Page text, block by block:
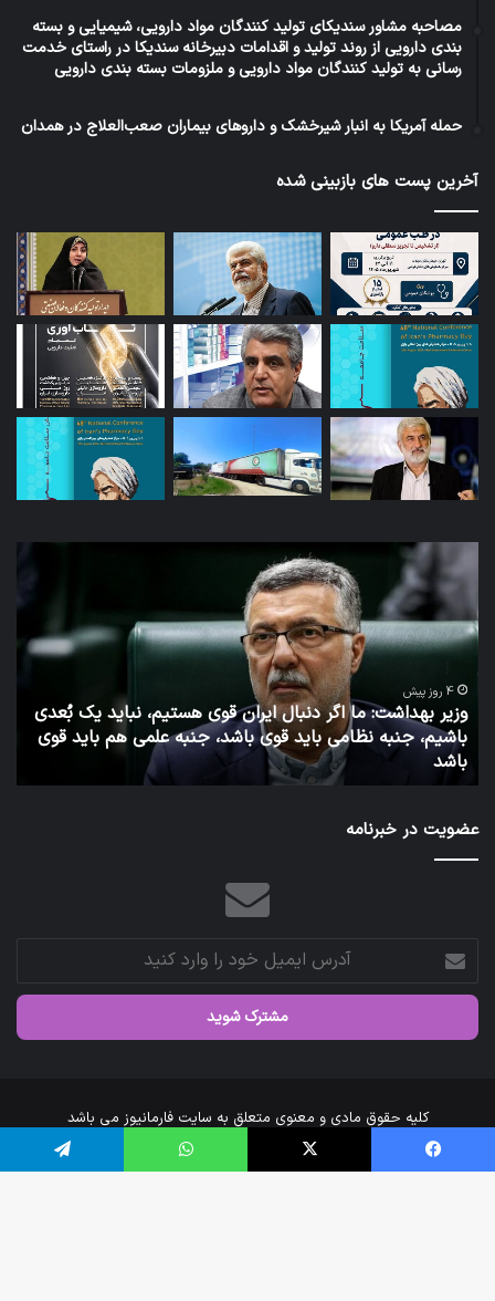
مصاحبه مشاور سندیکای تولید کنندگان مواد دارویی، شیمیایی و بسته
بندی دارویی از روند تولید و اقدامات دبیرخانه سندیکا در راستای خدمت
رسانی به تولید کنندگان مواد دارویی و ملزومات بسته بندی دارویی
حمله آمریکا به انبار شیرخشک و داروهای بیماران صعب‌العلاج در همدان
آخرین پست های بازبینی شده
نباید یک بُعدی
علمی هم باید قوی
توئیت
دکتر
جهانپور
مدیر
سابق
روابط
عمومی
وزارت
بهداشت
1 هفته پیش
توئیت دکتر جهانپور مدیر سابق روابط
عضویت در خبرنامه
آدرس
ایمیل
خود
وارد
کلیه حقوق مادی و معنوی متعلق به سایت فارمانیوز می باشد
خانه
ارتباط با ما
فیس بوک X واتس آپ تلگرام